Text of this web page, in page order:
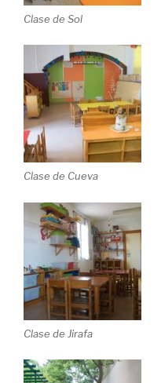
Clase de Sol
Clase de Cueva
Clase de Jirafa